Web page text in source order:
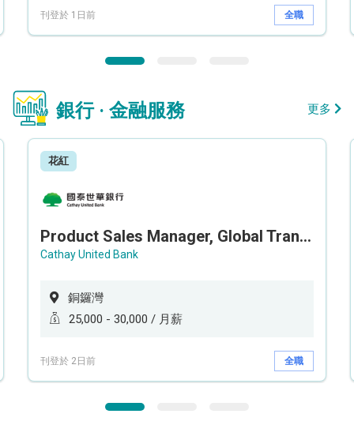
刊登於 1日前 全職
銀行 · 金融服務 更多
花紅
Product Sales Manager, Global Transaction Service (GTS)
Cathay United Bank
銅鑼灣
25,000 - 30,000 / 月薪
刊登於 2日前 全職